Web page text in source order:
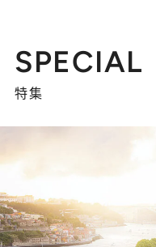
SPECIAL
特集